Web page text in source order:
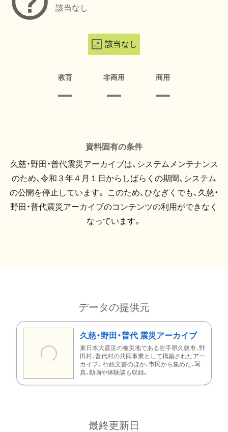
該当なし
該当なし
教育 非商用 商用
資料固有の条件
久慈・野田・普代震災アーカイブは、システムメンテナンス
のため、令和３年４月１日からしばらくの期間、システム
の公開を停止しています。 このため、ひなぎくでも、久慈・
野田・普代震災アーカイブのコンテンツの利用ができなく
なっています。
データの提供元
久慈・野田・普代 震災アーカイブ
東日本大震災の被災地である岩手県久慈市、野
田村、普代村の共同事業として構築されたアー
カイブ。行政文書のほか、市民から集めた、写
真、動画や体験談も収録。
最終更新日